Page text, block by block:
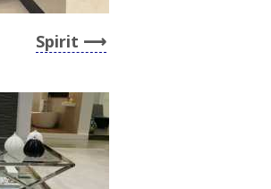
Spirit